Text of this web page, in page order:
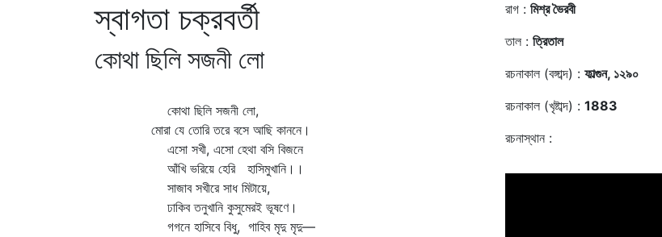
স্বাগতা চক্রবর্তী
কোথা ছিলি সজনী লো
কোথা ছিলি সজনী লো,
মোরা যে তোরি তরে বসে আছি কাননে।
এসো সখী, এসো হেথা বসি বিজনে
আঁখি ভরিয়ে হেরি হাসিমুখানি।।
সাজাব সখীরে সাধ মিটায়ে,
ঢাকিব তনুখানি কুসুমেরই ভূষণে।
গগনে হাসিবে বিধু, গাহিব মৃদু মৃদু—
রাগ : মিশ্র ভৈরবী
তাল : ত্রিতাল
রচনাকাল (বঙ্গাব্দ) : ফাল্গুন, ১২৯০
রচনাকাল (খৃষ্টাব্দ) : 1883
রচনাস্থান :